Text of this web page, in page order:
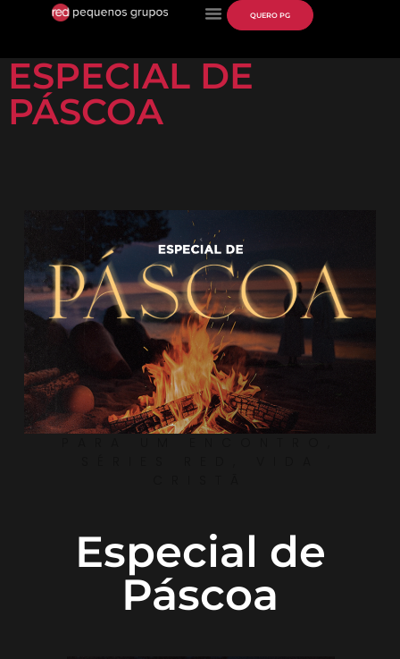
QUERO PG
ESPECIAL DE
PÁSCOA
Especial de
Páscoa